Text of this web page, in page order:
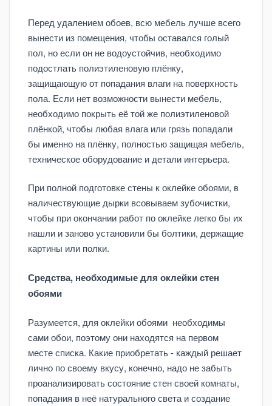
Перед удалением обоев, всю мебель лучше всего
вынести из помещения, чтобы оставался голый
пол, но если он не водоустойчив, необходимо
подостлать полиэтиленовую плёнку,
защищающую от попадания влаги на поверхность
пола. Если нет возможности вынести мебель,
необходимо покрыть её той же полиэтиленовой
плёнкой, чтобы любая влага или грязь попадали
бы именно на плёнку, полностью защищая мебель,
техническое оборудование и детали интерьера.
При полной подготовке стены к оклейке обоями, в
наличествующие дырки всовываем зубочистки,
чтобы при окончании работ по оклейке легко бы их
нашли и заново установили бы болтики, держащие
картины или полки.
Средства, необходимые для оклейки стен
обоями
Разумеется, для оклейки обоями необходимы
сами обои, поэтому они находятся на первом
месте списка. Какие приобретать - каждый решает
лично по своему вкусу, конечно, надо не забыть
проанализировать состояние стен своей комнаты,
попадания в неё натурального света и создание